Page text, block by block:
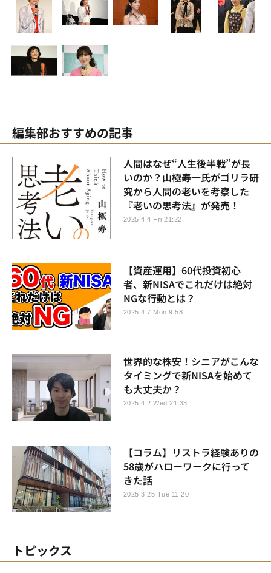
編集部おすすめの記事
人間はなぜ“人生後半戦”が長
いのか？山極寿一氏がゴリラ研
究から人間の老いを考察した
『老いの思考法』が発売！
2025.4.4 Fri 21:22
【資産運用】60代投資初心
者、新NISAでこれだけは絶対
NGな行動とは？
2025.4.7 Mon 9:58
世界的な株安！シニアがこんな
タイミングで新NISAを始めて
も大丈夫か？
2025.4.2 Wed 21:33
【コラム】リストラ経験ありの
58歳がハローワークに行って
きた話
2025.3.25 Tue 11:20
トピックス